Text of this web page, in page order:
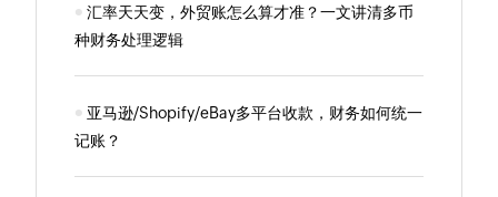
汇率天天变，外贸账怎么算才准？一文讲清多币
种财务处理逻辑
亚马逊/Shopify/eBay多平台收款，财务如何统一
记账？